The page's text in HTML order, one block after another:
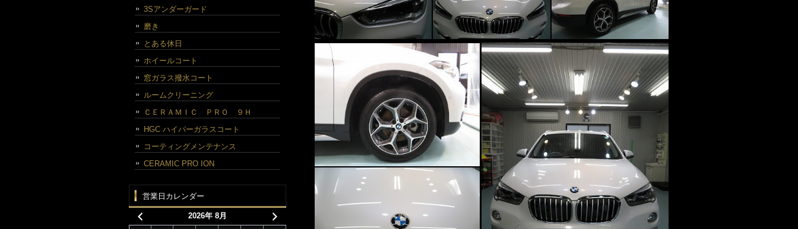
3Sアンダーガード
磨き
とある休日
ホイールコート
窓ガラス撥水コート
ルームクリーニング
ＣＥＲＡＭＩＣ ＰＲＯ ９Ｈ
HGC ハイパーガラスコート
コーティングメンテナンス
CERAMIC PRO ION
営業日カレンダー
2026年 8月